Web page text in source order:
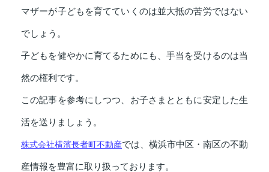
マザーが子どもを育てていくのは並大抵の苦労ではない
でしょう。
子どもを健やかに育てるためにも、手当を受けるのは当
然の権利です。
この記事を参考にしつつ、お子さまとともに安定した生
活を送りましょう。
株式会社横濱長者町不動産では、横浜市中区・南区の不動
産情報を豊富に取り扱っております。